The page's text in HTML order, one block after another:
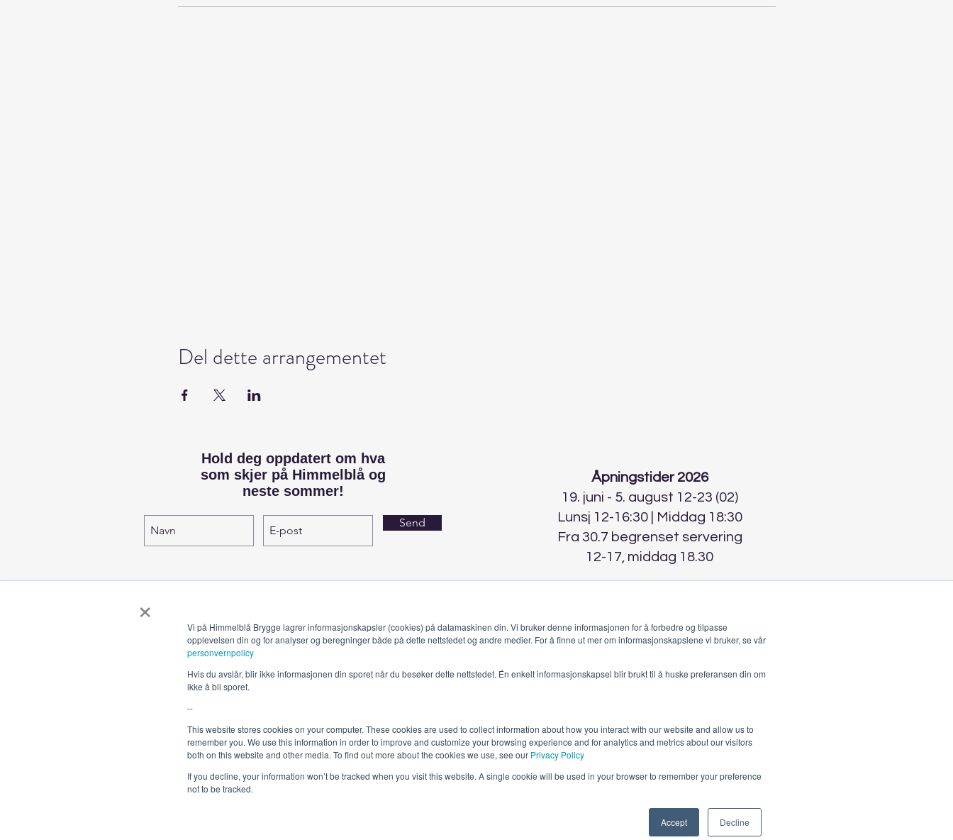
×
Vi på Himmelblå Brygge lagrer informasjonskapsler (cookies) på datamaskinen din. Vi bruker denne informasjonen for å forbedre og tilpasse
opplevelsen din og for analyser og beregninger både på dette nettstedet og andre medier. For å finne ut mer om informasjonskapslene vi bruker, se vår
personvernpolicy
Hvis du avslår, blir ikke informasjonen din sporet når du besøker dette nettstedet. Én enkelt informasjonskapsel blir brukt til å huske preferansen din om
ikke å bli sporet.
--
This website stores cookies on your computer. These cookies are used to collect information about how you interact with our website and allow us to
remember you. We use this information in order to improve and customize your browsing experience and for analytics and metrics about our visitors
both on this website and other media. To find out more about the cookies we use, see our Privacy Policy
If you decline, your information won’t be tracked when you visit this website. A single cookie will be used in your browser to remember your preference
not to be tracked.
Accept Decline
Del dette arrangementet
Hold deg oppdatert om hva
som skjer på Himmelblå og
neste sommer!
Send
Åpningstider 2026
19. juni - 5. august 12-23 (02)
Lunsj 12-16:30 | Middag 18:30
Fra 30.7 begrenset servering
12-17, middag 18.30
Himmelblå Brygge
8985 Ylvingen
Personvernerklæring